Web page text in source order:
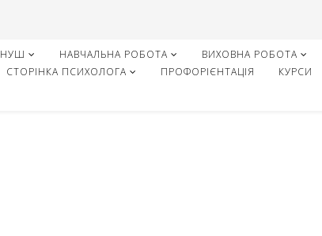
НУШ НАВЧАЛЬНА РОБОТА ВИХОВНА РОБОТА
СТОРІНКА ПСИХОЛОГА ПРОФОРІЄНТАЦІЯ КУРСИ